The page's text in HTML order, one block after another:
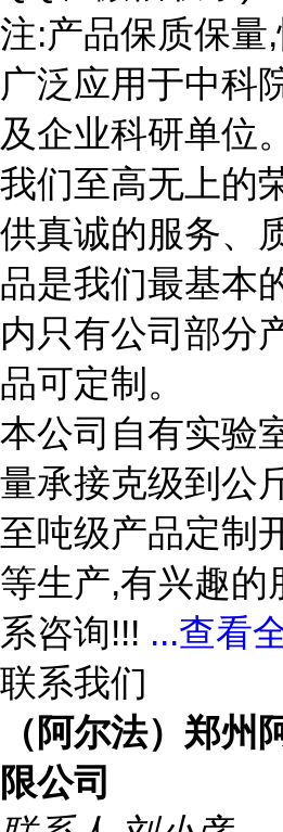
注:产品保质保量,
广泛应用于中科
及企业科研单位
我们至高无上的
供真诚的服务、
品是我们最基本
内只有公司部分
品可定制。
本公司自有实验
量承接克级到公
至吨级产品定制
等生产,有兴趣的
系咨询!!! ...查看
联系我们
（阿尔法）郑州
限公司